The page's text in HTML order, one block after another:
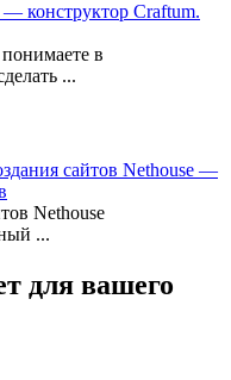
— конструктор Craftum.
в
...
сайтов Nethouse —
Nethouse
...
для вашего